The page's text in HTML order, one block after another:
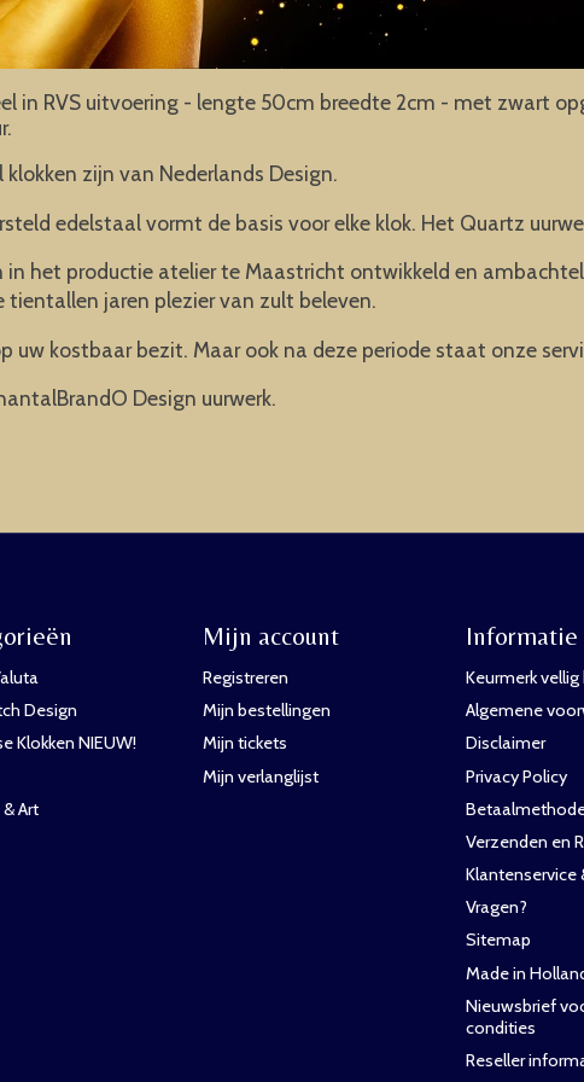
in RVS uitvoering - lengte 50cm breedte 2cm - met zwart
zijn van Nederlands Design.
edelstaal vormt de basis voor elke klok. Het Quartz
in het productie atelier te Maastricht ontwikkeld en
jaren plezier van zult beleven.
uw kostbaar bezit. Maar ook na deze periode staat onze
Design uurwerk.
Design
Klokken NIEUW!
Art
Mijn account
Registreren
Mijn bestellingen
Mijn tickets
Mijn verlanglijst
Informatie
Keurmerk vellig
Algemene
Disclaimer
Privacy Policy
Verzenden en
Klantenservice
Vragen?
Sitemap
Made in
Nieuwsbrief
condities
Reseller